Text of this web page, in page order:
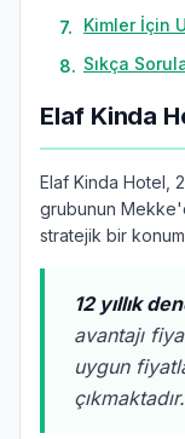
7.
Kimler İçin
8. Sıkça
Elaf Kinda
Elaf Kinda Hotel,
grubunun
stratejik bir
12 yıllık
avantajı
uygun
çıkmaktadır.